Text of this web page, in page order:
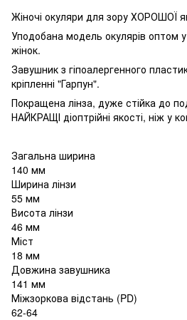
Жіночі окуляри для зору ХОРОШОЇ
Уподобана модель окулярів оптом
жінок.
Завушник з гіпоалергенного
кріпленні "Гарпун".
Покращена лінза, дуже стійка до
НАЙКРАЩІ діоптрійні якості, ніж у
Загальна ширина
140 мм
Ширина лінзи
55 мм
Висота лінзи
46 мм
Міст
18 мм
Довжина завушника
141 мм
Міжзоркова відстань (PD)
62-64